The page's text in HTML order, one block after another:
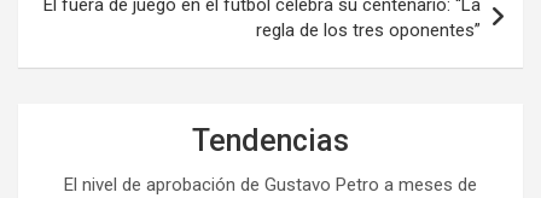
El fuera de juego en el fútbol celebra su centenario: “La
regla de los tres oponentes”
Tendencias
El nivel de aprobación de Gustavo Petro a meses de